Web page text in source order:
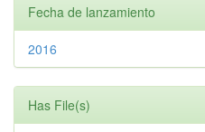
Fecha de lanzamiento
2016
Has File(s)